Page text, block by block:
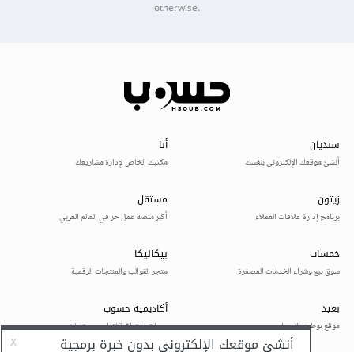
otherwise.